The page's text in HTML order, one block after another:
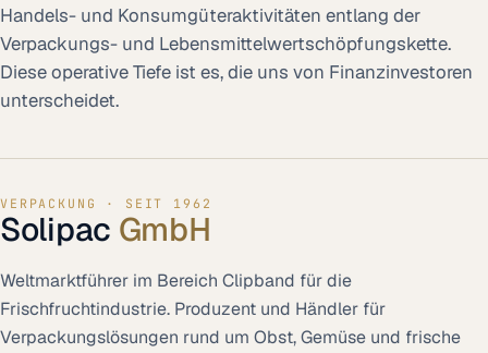
Handels- und Konsumgüteraktivitäten entlang der
Verpackungs- und Lebensmittelwertschöpfungskette.
Diese operative Tiefe ist es, die uns von Finanzinvestoren
unterscheidet.
VERPACKUNG · SEIT 1962
Solipac GmbH
Weltmarktführer im Bereich Clipband für die
Frischfruchtindustrie. Produzent und Händler für
Verpackungslösungen rund um Obst, Gemüse und frische